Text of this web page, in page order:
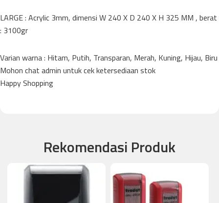
LARGE : Acrylic 3mm, dimensi W 240 X D 240 X H 325 MM , berat
: 3100gr
Varian warna : Hitam, Putih, Transparan, Merah, Kuning, Hijau, Biru
Mohon chat admin untuk cek ketersediaan stok
Happy Shopping
Rekomendasi Produk